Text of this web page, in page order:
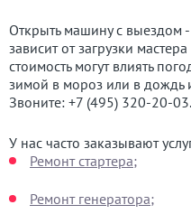
Открыть машину с выездом
зависит от загрузки
стоимость могут влиять
зимой в мороз или в дождь
Звоните: +7 (495) 320-20-03.
У нас часто заказывают
Ремонт стартера;
Ремонт генератора;